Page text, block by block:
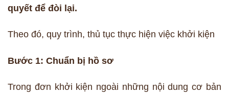
quyết để đòi lại.
Theo đó, quy trình, thủ tục thực hiện việc khởi kiện
Bước 1: Chuẩn bị hồ sơ
Trong đơn khởi kiện ngoài những nội dung cơ bản